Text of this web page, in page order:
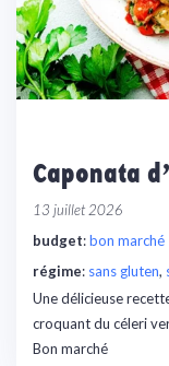
Caponata
13 juillet 2026
budget:bon marché
régime: sans gluten,
Une délicieuse
croquant du céleri
Bon marché